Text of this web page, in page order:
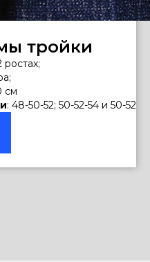
тройки
ростах;
см
: 48-50-52; 50-52-54 и 50-52